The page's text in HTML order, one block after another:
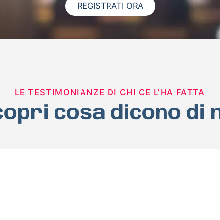
REGISTRATI ORA
LE TESTIMONIANZE DI CHI CE L'HA FATTA
cosa dicono di